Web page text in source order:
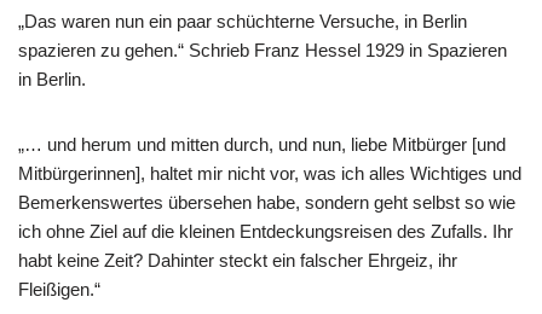
„Das waren nun ein paar schüchterne Versuche, in Berlin
spazieren zu gehen.“ Schrieb Franz Hessel 1929 in Spazieren
in Berlin.
„… und herum und mitten durch, und nun, liebe Mitbürger [und
Mitbürgerinnen], haltet mir nicht vor, was ich alles Wichtiges und
Bemerkenswertes übersehen habe, sondern geht selbst so wie
ich ohne Ziel auf die kleinen Entdeckungsreisen des Zufalls. Ihr
habt keine Zeit? Dahinter steckt ein falscher Ehrgeiz, ihr
Fleißigen.“